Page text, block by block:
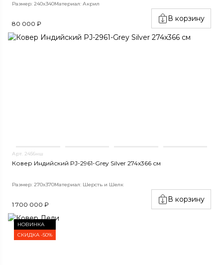
Размер: 240x340Материал: Акрил
80 000 ₽
В корзину
Арт. 2456нш
Ковер Индийский PJ-2961-Grey Silver 274x366 см
Размер: 270x370Материал: Шерсть и Шелк
1 700 000 ₽
В корзину
НОВИНКА
СКИДКА -50%